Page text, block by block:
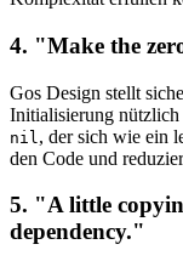
4. "Make the
Gos Design stellt
Initialisierung
nil , der sich wie ein
den Code und
5. "A little
dependency."